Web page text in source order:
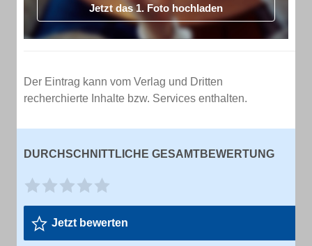
Jetzt das 1. Foto hochladen
Der Eintrag kann vom Verlag und Dritten
recherchierte Inhalte bzw. Services enthalten.
DURCHSCHNITTLICHE GESAMTBEWERTUNG
Jetzt bewerten